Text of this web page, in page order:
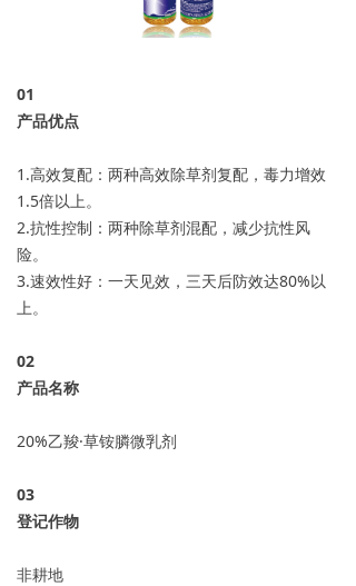
01
产品优点
1.高效复配：两种高效除草剂复配，毒力增效
1.5倍以上。
2.抗性控制：两种除草剂混配，减少抗性风
险。
3.速效性好：一天见效，三天后防效达80%以
上。
02
产品名称
20%乙羧·草铵膦微乳剂
03
登记作物
非耕地